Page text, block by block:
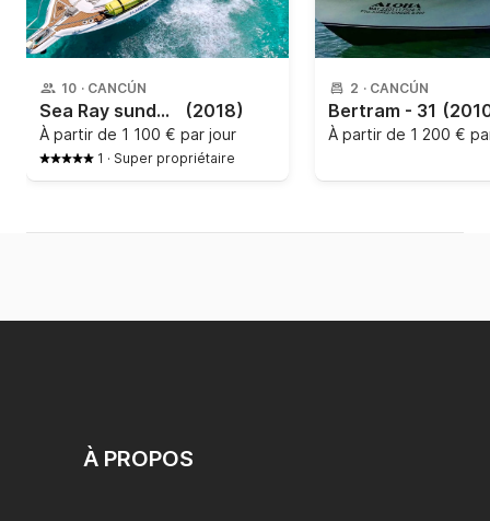
10 · CANCÚN
Sea Ray sundancer - 2000 (2018)
À partir de 1 100 € par jour
1 · Super propriétaire
2 · CANCÚN
Bertram - 31
À partir de 1 200 €
À PROPOS